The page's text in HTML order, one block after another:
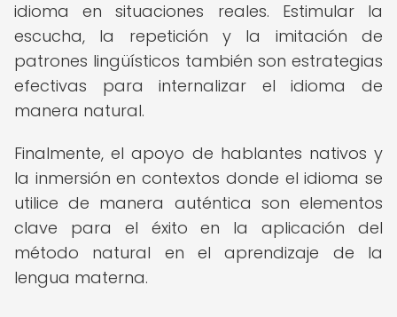
idioma en situaciones reales. Estimular la
escucha, la repetición y la imitación de
patrones lingüísticos también son estrategias
efectivas para internalizar el idioma de
manera natural.
Finalmente, el apoyo de hablantes nativos y
la inmersión en contextos donde el idioma se
utilice de manera auténtica son elementos
clave para el éxito en la aplicación del
método natural en el aprendizaje de la
lengua materna.